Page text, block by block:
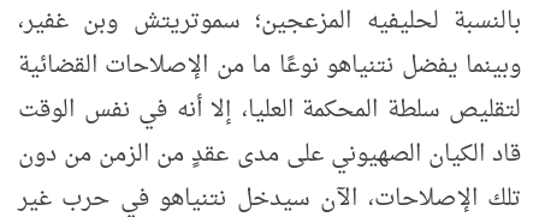
بالنسبة لحليفيه المزعجين؛ سموتريتش وبن غفير،
وبينما يفضل نتنياهو نوعًا ما من الإصلاحات القضائية
لتقليص سلطة المحكمة العليا، إلا أنه في نفس الوقت
قاد الكيان الصهيوني على مدى عقدٍ من الزمن من دون
تلك الإصلاحات، الآن سيدخل نتنياهو في حرب غير